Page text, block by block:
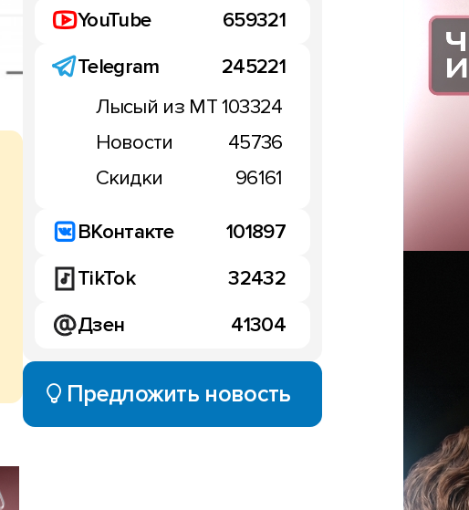
YouTube
659321
Telegram
245221
Лысый из МТ103324
Новости
45736
Скидки
96161
ВКонтакте
101897
TikTok
32432
Дзен
41304
Предложить новость